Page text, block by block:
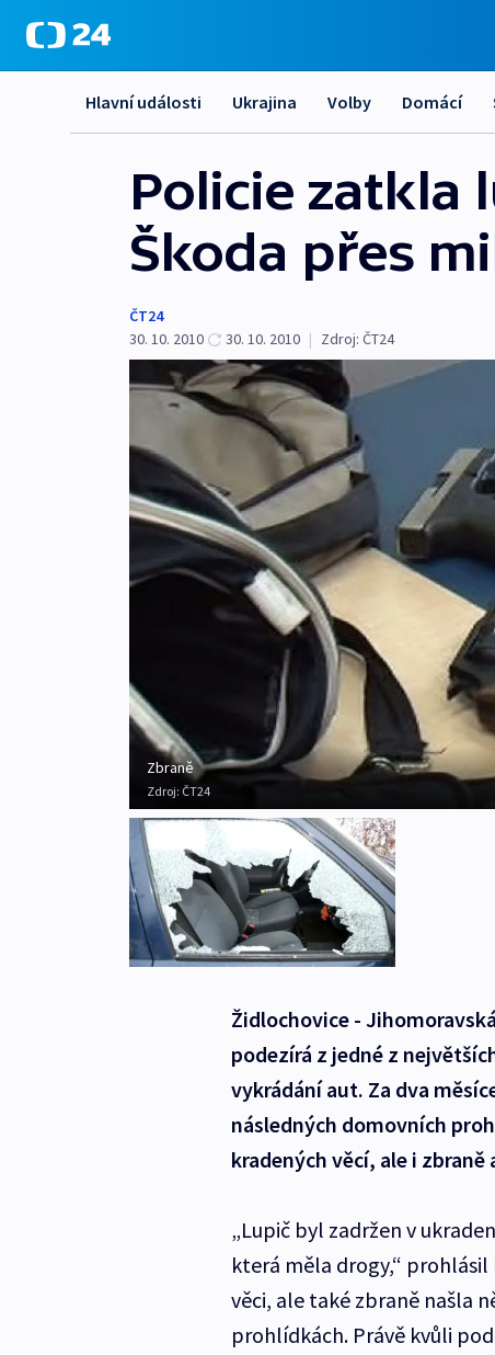
Hlavní události Ukrajina Volby Domácí
Policie zatkla
Škoda přes
ČT24
30. 10. 2010
30. 10. 2010 | Zdroj: ČT24
Zbraně
Zdroj: ČT24
Židlochovice -
podezírá z jedné z
vykrádání aut. Za dva
následných domovních
kradených věcí, ale i
„Lupič byl zadržen v
která měla drogy,“
věci, ale také zbraně našla
prohlídkách. Právě kvůli